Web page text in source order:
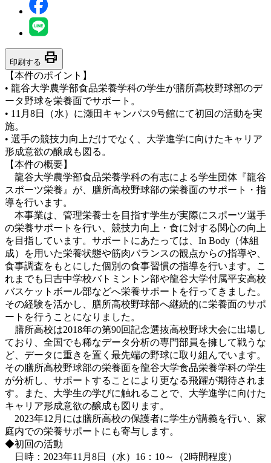
印刷する print
【本件のポイント】
• 龍谷大学農学部食品栄養学科の学生が膳所高校野球部のデ
ータ野球を栄養面でサポート。
• 11月8日（水）に瀬田キャンパス9号館にて初回の活動を実
施。
• 選手の競技力向上だけでなく、大学進学に向けたキャリア
形成意欲の醸成も図る。
【本件の概要】
龍谷大学農学部食品栄養学科の有志による学生団体『龍谷
スポーツ栄養』が、膳所高校野球部の栄養面のサポート・指
導を行います。
本事業は、管理栄養士を目指す学生が実際にスポーツ選手
の栄養サポートを行い、競技力向上・食に対する関心の向上
を目指しています。サポートにあたっては、In Body（体組
成）を用いた栄養状態や筋肉バランスの観点からの指導や、
食事調査をもとにした個別の食事習慣の指導を行います。こ
れまでも日吉中学校バトミントン部や龍谷大学付属平安高校
バスケットボール部などへ栄養サポートを行ってきました。
その経験を活かし、膳所高校野球部へ継続的に栄養面のサポ
ートを行うことになりました。
膳所高校は2018年の第90回記念選抜高校野球大会に出場し
ており、全国でも稀なデータ分析の専門部員を擁して戦うな
ど、データに重きを置く最先端の野球に取り組んでいます。
その膳所高校野球部の栄養面を龍谷大学食品栄養学科の学生
が分析し、サポートすることにより更なる飛躍が期待されま
す。また、大学生の学びに触れることで、大学進学に向けた
キャリア形成意欲の醸成も図ります。
2023年12月には膳所高校の保護者に学生が講義を行い、家
庭内での栄養サポートにも寄与します。
◆初回の活動
日時：2023年11月8日（水）16：10～（2時間程度）